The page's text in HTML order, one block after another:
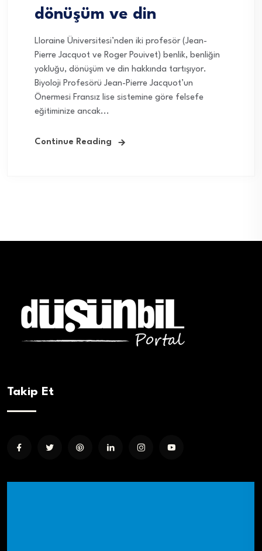
dönüşüm ve din
Lloraine Üniversitesi’nden iki profesör (Jean-
Pierre Jacquot ve Roger Pouivet) benlik, benliğin
yokluğu, dönüşüm ve din hakkında tartışıyor.
Biyoloji Profesörü Jean-Pierre Jacquot’un
Önermesi Fransız lise sistemine göre felsefe
eğitiminize ancak...
Continue Reading
Takip Et